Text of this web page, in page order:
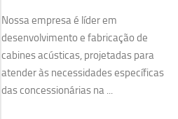
Nossa empresa é líder em
desenvolvimento e fabricação de
cabines acústicas, projetadas para
atender às necessidades específicas
das concessionárias na ...